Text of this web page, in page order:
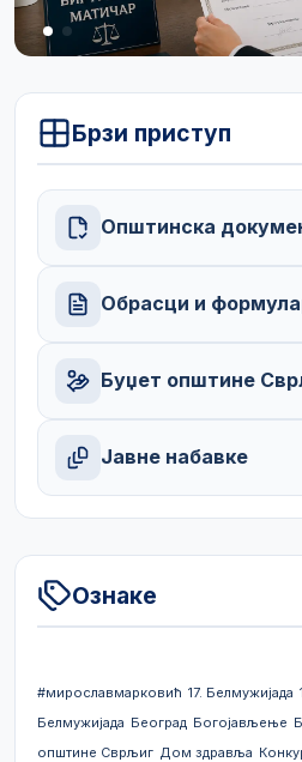
Брзи приступ
Општинска
Обрасци и
Буџет општине
Јавне набавке
Ознаке
#мирославмарковић 17. Белмужијада
Белмужијада Београд Богојављење
општине Сврљиг Дом здравља